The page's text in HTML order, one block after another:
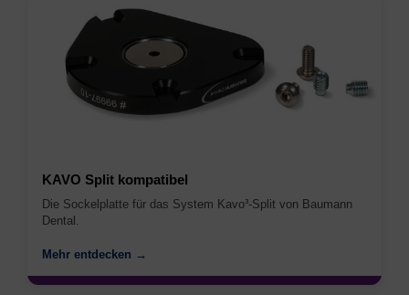
KAVO Split kompatibel
Die Sockelplatte für das System Kavo³-Split von Baumann
Dental.
Mehr entdecken →